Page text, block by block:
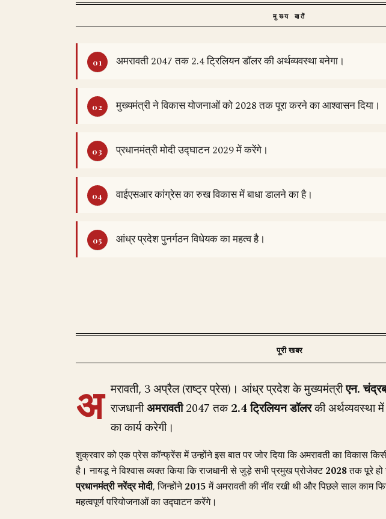
मुख्य बातें
अमरावती 2047 तक 2.4 ट्रिलियन डॉलर की अर्थव्यवस्था बनेगा।
मुख्यमंत्री ने विकास योजनाओं को 2028 तक पूरा करने का आश्वासन दिया।
प्रधानमंत्री मोदी उद्घाटन 2029 में करेंगे।
वाईएसआर कांग्रेस का रुख विकास में बाधा डालने का है।
आंध्र प्रदेश पुनर्गठन विधेयक का महत्व है।
अ मरावती, 3 अप्रैल (राष्ट्र प्रेस)। आंध्र प्रदेश के मुख्यमंत्रीएन.
राजधानीअमरावती2047 तक2.4 ट्रिलियन डॉलरकी अर्थव्यवस्था
का कार्य करेगी।
शुक्रवार को एक प्रेस कॉन्फ्रेंस में उन्होंने इस बात पर जोर दिया कि अमरावती का विकास
है। नायडू ने विश्वास व्यक्त किया कि राजधानी से जुड़े सभी प्रमुख प्रोजेक्ट2028तक पूरे हो
प्रधानमंत्री नरेंद्र मोदी, जिन्होंने2015में अमरावती की नींव रखी थी और पिछले साल काम
महत्वपूर्ण परियोजनाओं का उद्घाटन करेंगे।